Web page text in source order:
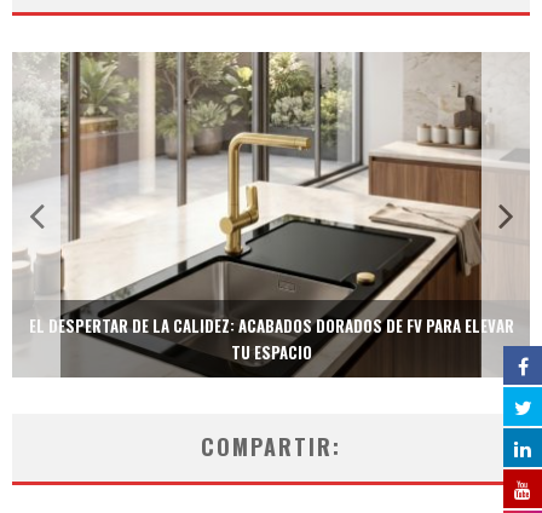
EL DESPERTAR DE LA CALIDEZ: ACABADOS DORADOS DE FV PARA ELEVAR
TU ESPACIO
COMPARTIR: